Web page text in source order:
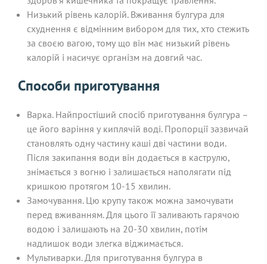
Низький рівень калорій. Вживання булгура для
схуднення є відмінним вибором для тих, хто стежить
за своєю вагою, тому що він має низький рівень
калорій і насичує організм на довгий час.
Способи приготування
Варка. Найпростіший спосіб приготування булгура –
це його варіння у киплячій воді. Пропорції зазвичай
становлять одну частину каші дві частини води.
Після закипання води він додається в каструлю,
знімається з вогню і залишається наполягати під
кришкою протягом 10-15 хвилин.
Замочування. Цю крупу також можна замочувати
перед вживанням. Для цього її заливають гарячою
водою і залишають на 20-30 хвилин, потім
надлишок води злегка віджимається.
Мультиварки. Для приготування булгура в